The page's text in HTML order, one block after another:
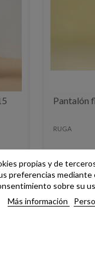
Pantalón
RUGA
60,00 €
propias y de
preferencias
sobre su
Más información